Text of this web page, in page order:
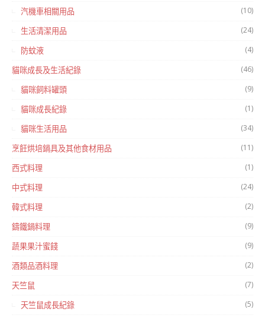
汽機車相關用品 (10)
生活清潔用品 (24)
防蚊液 (4)
貓咪成長及生活紀錄 (46)
貓咪飼料罐頭 (9)
貓咪成長紀錄 (1)
貓咪生活用品 (34)
烹飪烘培鍋具及其他食材用品 (11)
西式料理 (1)
中式料理 (24)
韓式料理 (2)
鑄鐵鍋料理 (9)
蔬果果汁蜜餞 (9)
酒類品酒料理 (2)
天竺鼠 (7)
天竺鼠成長紀錄 (5)